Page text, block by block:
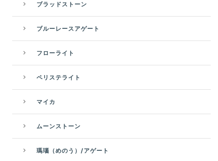
ブラッドストーン
ブルーレースアゲート
フローライト
ペリステライト
マイカ
ムーンストーン
瑪瑙（めのう）/アゲート